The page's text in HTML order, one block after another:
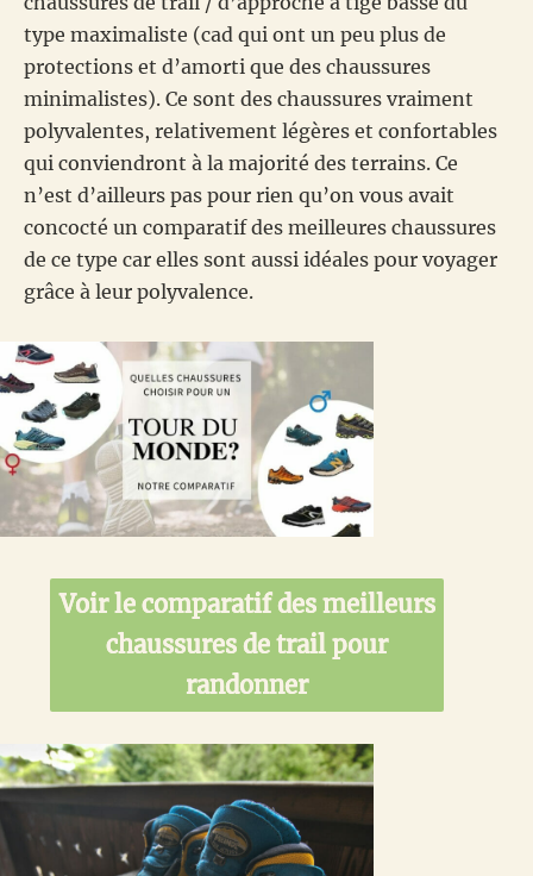
type maximaliste (cad qui ont un peu plus de
protections et d’amorti que des chaussures
minimalistes). Ce sont des chaussures vraiment
polyvalentes, relativement légères et confortables
qui conviendront à la majorité des terrains. Ce
n’est d’ailleurs pas pour rien qu’on vous avait
concocté un comparatif des meilleures chaussures
de ce type car elles sont aussi idéales pour voyager
grâce à leur polyvalence.
Voir le comparatif des meilleurs
chaussures de trail pour
randonner